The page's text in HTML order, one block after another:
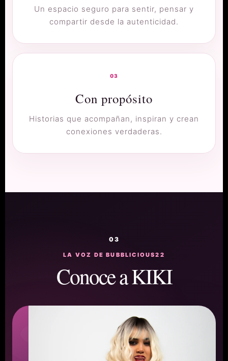
Un espacio seguro para sentir, pensar y
compartir desde la autenticidad.
03
Con propósito
Historias que acompañan, inspiran y crean
conexiones verdaderas.
03
LA VOZ DE BUBBLICIOUS22
Conoce a KIKI